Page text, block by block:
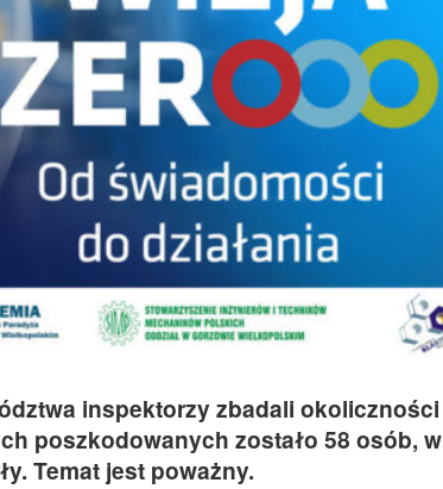
inspektorzy zbadali
poszkodowanych zostało 58 osób,
Temat jest poważny.